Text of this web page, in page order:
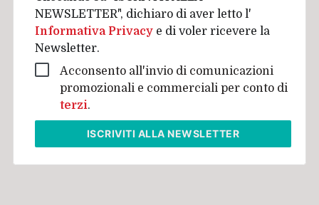
NEWSLETTER", dichiaro di aver letto l'
Informativa Privacy e di voler ricevere la
Newsletter.
Acconsento all'invio di comunicazioni
promozionali e commerciali per conto di
terzi.
ISCRIVITI ALLA NEWSLETTER